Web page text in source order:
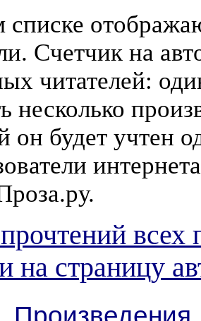
Счетчик на
читателей:
несколько
он будет учтен
всех
на страницу